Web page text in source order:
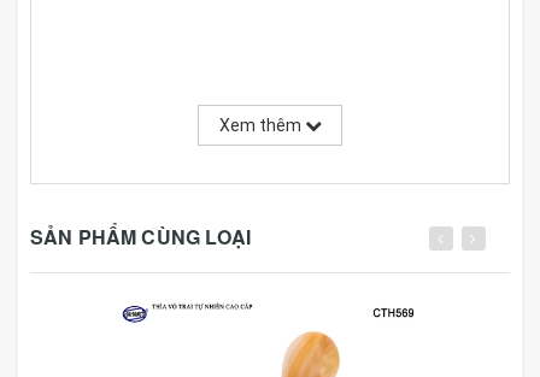
Xem thêm
SẢN PHẨM CÙNG LOẠI